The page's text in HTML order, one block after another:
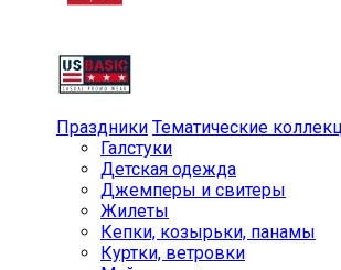
Праздники Тематические
Галстуки
Детская одежда
Джемперы и свитеры
Жилеты
Кепки, козырьки, панамы
Куртки, ветровки